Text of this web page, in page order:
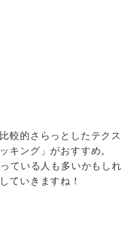
較的さらっとしたテクス
キング」がおすすめ。
ている人も多いかもしれ
ていきますね！